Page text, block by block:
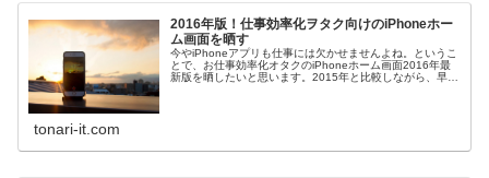
2016年版！仕事効率化ヲタク向けのiPhoneホー
ム画面を晒す
今やiPhoneアプリも仕事には欠かせませんよね。というこ
とで、お仕事効率化オタクのiPhoneホーム画面2016年最
新版を晒したいと思います。2015年と比較しながら、早速
tonari-it.com